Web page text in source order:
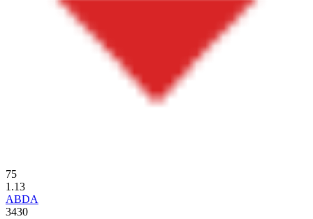
75
1.13
ABDA
3430